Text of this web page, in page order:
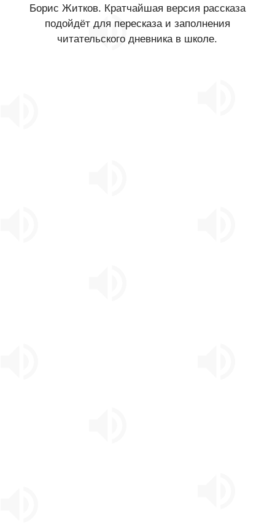
Борис Житков. Кратчайшая версия рассказа
подойдёт для пересказа и заполнения
читательского дневника в школе.